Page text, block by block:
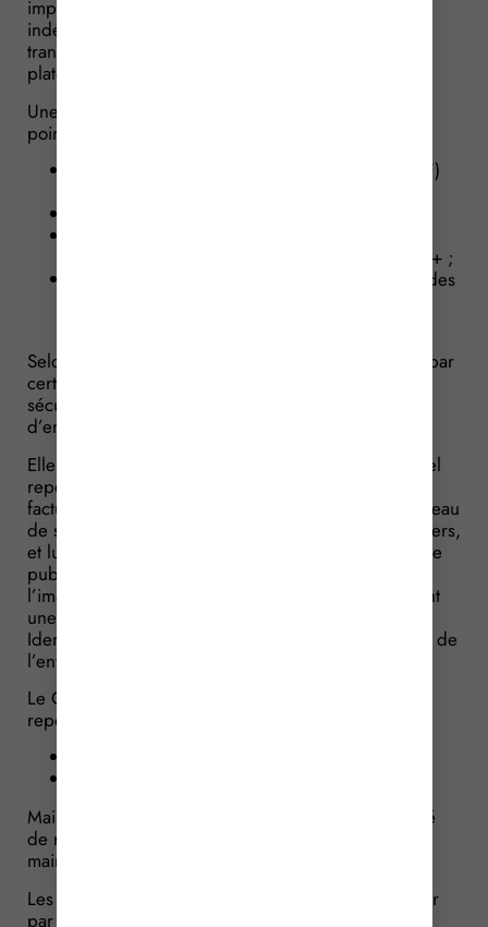
imposera à toutes les entreprises (TPE, PME,
indépendants, professions libérales, etc.) de
transmettre et recevoir leurs factures via des
plateformes agréées (PA).
Une situation qui alerte une députée sur plusieurs
points :
l’abandon du portail public de facturation (PPF)
d’authentification forte de type FranceConnect+ ;
le risque d’usurpation facilité par l’open data des
Selon elle, les procédures d’inscription proposées par
certaines plateformes seraient insuffisamment
sécurisées et pourraient exposer plusieurs millions
d’entrepreneurs à des fraudes importantes.
Elle interroge ainsi le Gouvernement sur un potentiel
report de l’entrée en vigueur de cette obligation de
facturation électronique, le temps de garantir un niveau
de sécurité suffisant dans l’authentification des usagers,
et lui demande s’il envisage de créer une plateforme
publique nationale de facturation électronique, à
l’image d’autres dispositifs comme ANTS, permettant
une authentification via FranceConnect+ ou France
Identité. Et la réponse est sans appel : aucun report de
l’entrée en vigueur du dispositif n’est envisagé.
Le Gouvernement rappelle que le modèle initial
reposait sur :
Mais, le 15 octobre 2024, l’État a finalement décidé
de renoncer à la construction du PPF, tout en
maintenant le principe de la réforme.
Les entreprises devront donc obligatoirement passer
par des plateformes immatriculées auprès de